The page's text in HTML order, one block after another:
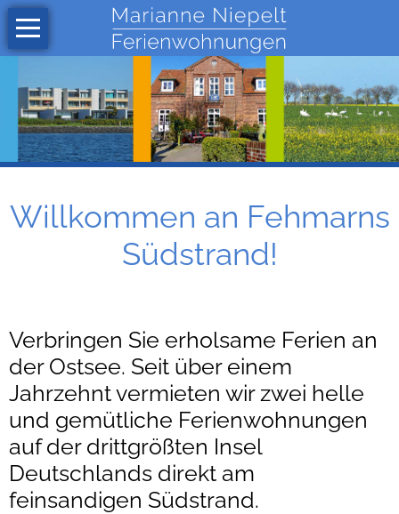
Navigation
überspringen
Willkommen
Strandhaferweg
4
Strandhaferweg
Preise
Kontakt
Gästebuch
Suche
Impressum
Datenschutz
Willkommen an Fehmarns
Südstrand!
Verbringen Sie erholsame Ferien an
der Ostsee. Seit über einem
Jahrzehnt vermieten wir zwei helle
und gemütliche Ferienwohnungen
auf der drittgrößten Insel
Deutschlands direkt am
feinsandigen Südstrand.